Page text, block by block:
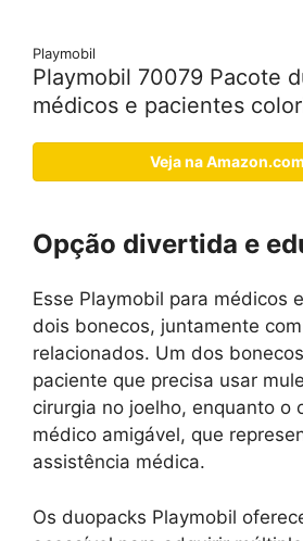
Playmobil
Playmobil 70079 Pacote
médicos e pacientes
Veja na
Opção divertida e
Esse Playmobil para médicos
dois bonecos, juntamente
relacionados. Um dos
paciente que precisa usar
cirurgia no joelho, enquanto o
médico amigável, que
assistência médica.
Os duopacks Playmobil